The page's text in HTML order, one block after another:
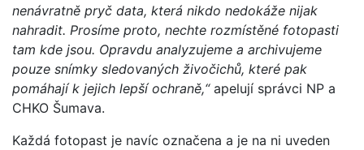
nenávratně pryč data, která nikdo nedokáže nijak
nahradit. Prosíme proto, nechte rozmístěné fotopasti
tam kde jsou. Opravdu analyzujeme a archivujeme
pouze snímky sledovaných živočichů, které pak
pomáhají k jejich lepší ochraně,“ apelují správci NP a
CHKO Šumava.
Každá fotopast je navíc označena a je na ni uveden